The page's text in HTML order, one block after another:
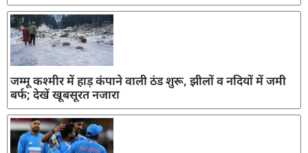
जम्मू कश्मीर में हाड़ कंपाने वाली ठंड शुरू, झीलों व नदियों में जमी
बर्फ; देखें खूबसूरत नजारा